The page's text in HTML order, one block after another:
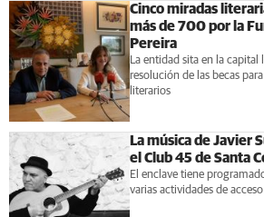
Cinco miradas
más de 700 por la
Pereira
La entidad sita en la
resolución de las becas
literarios
La música de Javier
el Club 45 de Santa
El enclave tiene
varias actividades de